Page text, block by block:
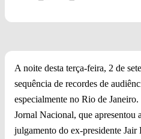
A noite desta terça-feira, 2 de
sequência de recordes de
especialmente no Rio de
Jornal Nacional, que apresentou
julgamento do ex-presidente Jair